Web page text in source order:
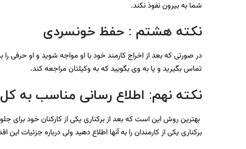
شما به بیرون نفوذ نکند.
نکته هشتم : حفظ خونسردی
در صورتی که بعد از اخراج کارمند خود با او مواجه شوید و او
تماس بگیرید و یا به وی بگویید که به وکیلتان مراجعه کند.
نکته نهم: اطلاع رسانی مناسب به
بهترین روش این است که بعد از برکناری یکی از کارکنان خود
برکناری یکی از کارمندان را به آنها اطلاع دهید ولی درباره جزئیات این